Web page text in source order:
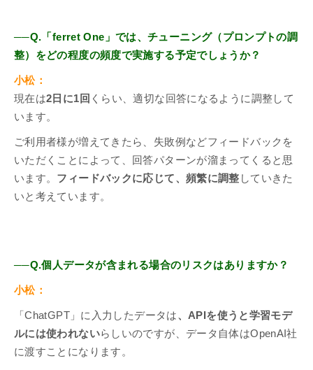
──Q.「ferret One」では、チューニング（プロンプトの調
整）をどの程度の頻度で実施する予定でしょうか？
小松：
現在は2日に1回 くらい、適切な回答になるように調整して
います。
ご利用者様が増えてきたら、失敗例などフィードバックを
いただくことによって、回答パターンが溜まってくると思
います。 フィードバックに応じて、頻繁に調整 していきた
いと考えています。
──Q.個人データが含まれる場合のリスクはありますか？
小松：
「ChatGPT」に入力したデータは、APIを使うと学習モデ
ルには使われないらしいのですが、データ自体はOpenAI社
に渡すことになります。